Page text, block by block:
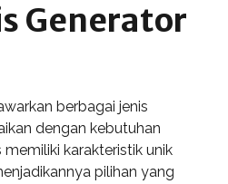
Generator
berbagai jenis
dengan kebutuhan
karakteristik unik
pilihan yang